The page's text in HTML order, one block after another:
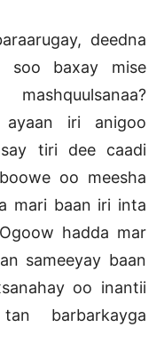
deedna
soo baxay mise
ayaan iri anigoo
tiri dee caadi
oo meesha
mari baan iri inta
hadda mar
sameeyay baan
oo inantii
barbarkayga